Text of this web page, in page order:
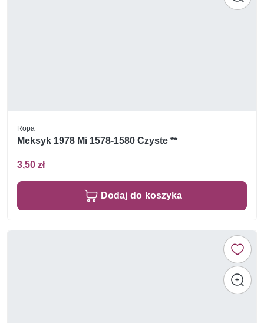
Ropa
Meksyk 1978 Mi 1578-1580 Czyste **
3,50 zł
Dodaj do koszyka